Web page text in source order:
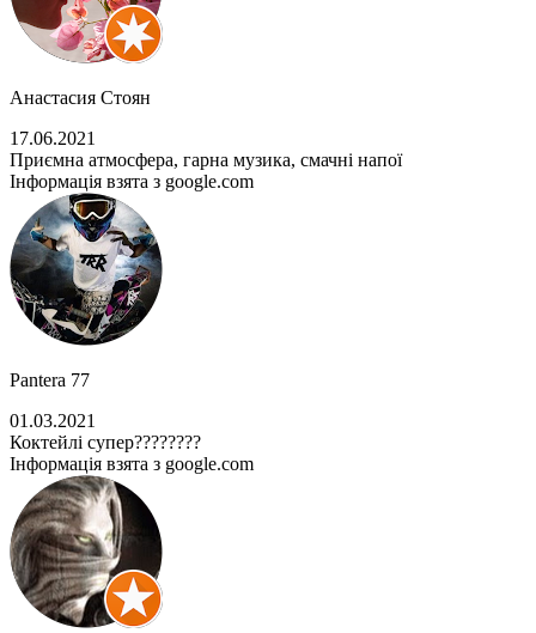
Анастасия Стоян
17.06.2021
Приємна атмосфера, гарна музика, смачні напої
Інформація взята з google.com
Pantera 77
01.03.2021
Коктейлі супер????????
Інформація взята з google.com